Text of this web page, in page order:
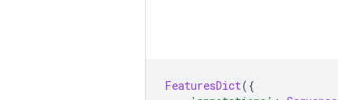
FeaturesDict({